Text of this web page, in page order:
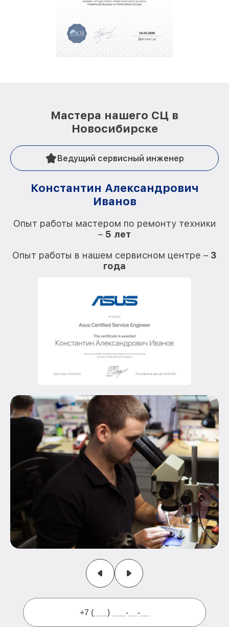
Мастера нашего СЦ в
Новосибирске
Ведущий сервисный инженер
Константин Александрович
Иванов
Опыт работы мастером по ремонту техники
– 5 лет
Опыт работы в нашем сервисном центре – 3
года